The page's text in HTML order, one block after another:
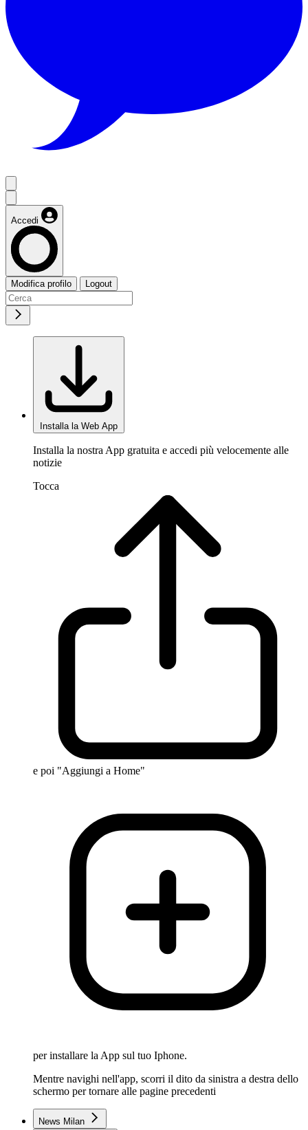
Accedi
Modifica profilo Logout
Installa la Web App
Installa la nostra App gratuita e accedi più velocemente alle
notizie
Tocca
e poi "Aggiungi a Home"
per installare la App sul tuo Iphone.
Mentre navighi nell'app, scorri il dito da sinistra a destra dello
schermo per tornare alle pagine precedenti
News Milan